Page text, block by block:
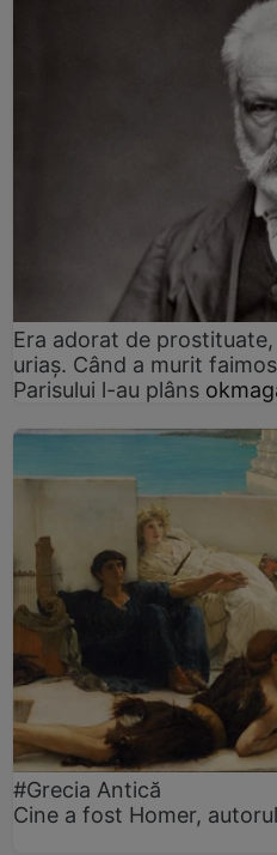
Era adorat de
uriaș. Când a murit
Parisului l-au plâns
#Grecia Antică
Cine a fost Homer,